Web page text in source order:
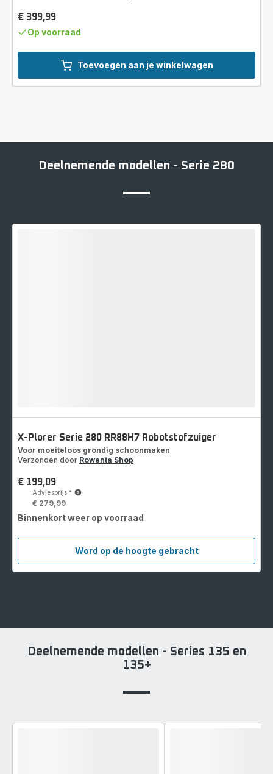
Toevoegen aan je winkelwagen
Prijs
€ 399,99
Op voorraad
Deelnemende modellen - Serie 280
Word op de hoogte gebracht
X-
X-Plorer Serie 280 RR88H7 Robotstofzuiger
Voor moeiteloos grondig schoonmaken
Verzonden door Rowenta Shop
Prijs
€ 199,09
Adviesprijs*
€ 279,99
Binnenkort weer op voorraad
Deelnemende modellen - Series 135 en
135+